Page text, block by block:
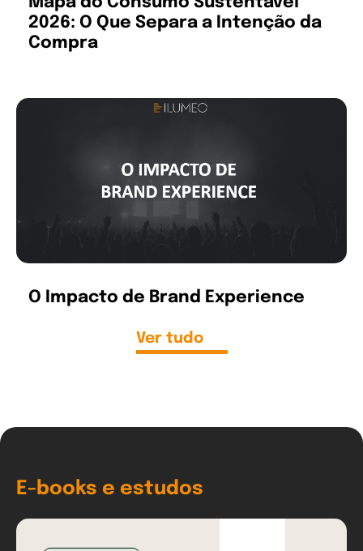
2026: O Que Separa a Intenção da
Compra
O Impacto de Brand Experience
Ver tudo
E-books e estudos